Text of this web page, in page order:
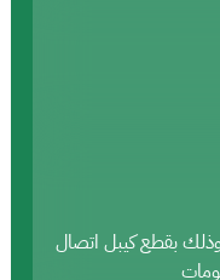
وذلك بقطع كيبل اتصال